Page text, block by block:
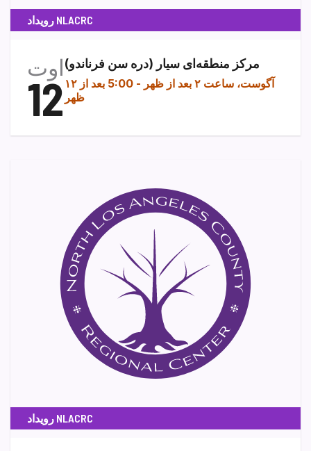
رویداد NLACRC
اوت
12
مرکز منطقه‌ای سیار (دره سن فرناندو)
۱۲ آگوست، ساعت ۲ بعد از ظهر -
5:00 بعد از
ظهر
رویداد NLACRC